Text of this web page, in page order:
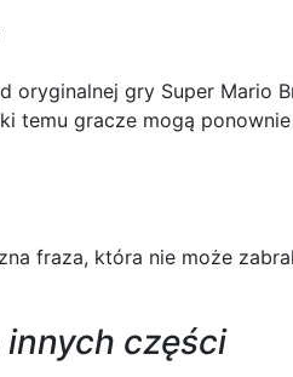
oryginalnej gry Super Mario
temu gracze mogą
fraza, która nie może
części